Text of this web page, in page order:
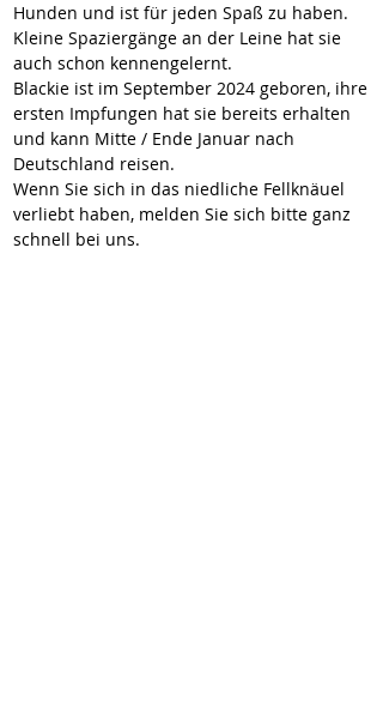
Hunden und ist für jeden Spaß zu haben.
Kleine Spaziergänge an der Leine hat sie
auch schon kennengelernt.
Blackie ist im September 2024 geboren, ihre
ersten Impfungen hat sie bereits erhalten
und kann Mitte / Ende Januar nach
Deutschland reisen.
Wenn Sie sich in das niedliche Fellknäuel
verliebt haben, melden Sie sich bitte ganz
schnell bei uns.